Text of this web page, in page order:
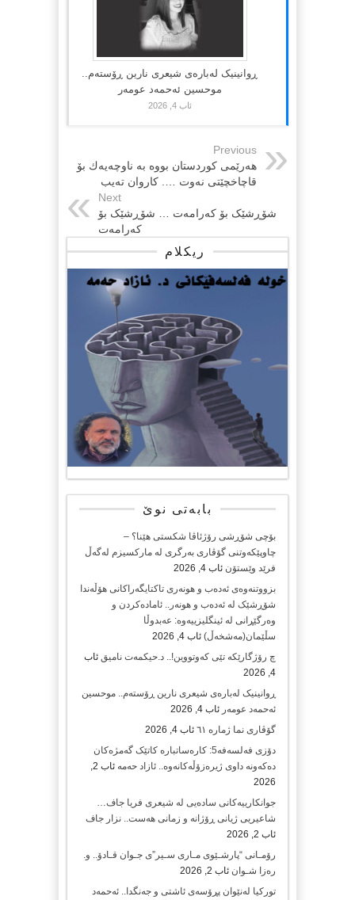
ڕوانینیک لەبارەى شیعرى نارین ڕۆستەم..
موحسین ئەحمەد عومەر
ئاب 4, 2026
Previous
هه‌رێمی كوردستان بووه‌ به‌ ناوچه‌یه‌ك بۆ
قاچاخچێتی نه‌وت …. كاروان ته‌یب
Next
شۆڕشێک بۆ کەرامەت … شۆڕشێک بۆ
کەرامەت
ریکلام
بابەتی نوێ
بۆچی شۆڕشی رۆژئاڤا شکستی هێنا؟ –
چاوپێکەوتنی گۆڤاری بەرگری لە مارکسیزم لەگەڵ
فرێد وێستۆن ئاب 4, 2026
بزووتنەوەی ئەدەب و هونەری تاکتایگەراکانی هۆڵەندا
شۆڕشێک لە ئەدەب و هونەر.. ئامادەکردن و
وەرگێڕانی لە ئینگلیزییەوە: عەبدوڵا
سڵێمان(مەشخەڵ) ئاب 4, 2026
چ رۆژگارێکە تێی کەوتووین!.. د.حیکمەت نامیق ئاب
4, 2026
ڕوانینیک لەبارەى شیعرى نارین ڕۆستەم.. موحسین
ئەحمەد عومەر ئاب 4, 2026
گۆڤاری نما ژمارە ٦١
ئاب 4, 2026
دۆزی فەلسەفە5: کارەساتبارە کاتێک گەمژەکان
دەکەونە داوی ژیرەزۆڵەکانەوە.. ئازاد حەمە
ئاب 2,
2026
جوانکارییەکانی سادەیی لە شیعری فریا جاف…
شاعیریی ژیانی ڕۆژانە و زمانی هەست.. نزار جاف
ئاب 2, 2026
رۆمـانی “پارشـێوی مـاری سـیر”ی جـوان قـادۆ.. و.
رەزا شـوان ئاب 2, 2026
تورکیا لەنێوان پڕۆسەی ئاشتی و جەنگدا.. ئەحمەد